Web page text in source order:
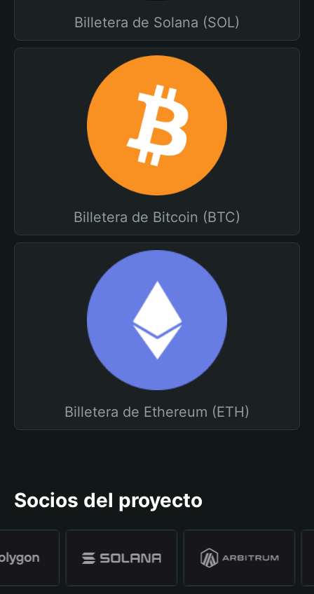
Billetera de Solana (SOL)
Billetera de Bitcoin (BTC)
Billetera de Ethereum (ETH)
Socios del proyecto